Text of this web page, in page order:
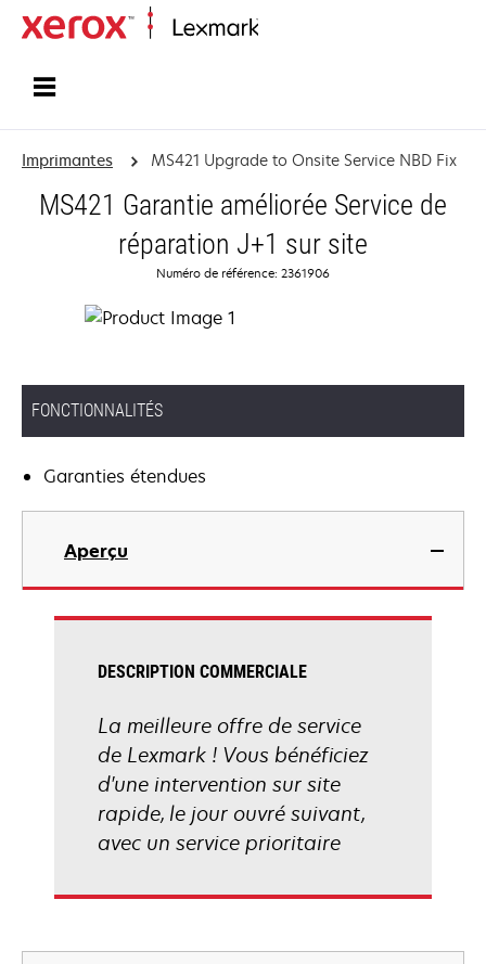
Imprimantes MS421 Upgrade to Onsite Service NBD Fix
MS421 Garantie améliorée Service de
réparation J+1 sur site
Numéro de référence: 2361906
FONCTIONNALITÉS
Garanties étendues
Aperçu
DESCRIPTION COMMERCIALE
La meilleure offre de service
de Lexmark ! Vous bénéficiez
d'une intervention sur site
rapide, le jour ouvré suivant,
avec un service prioritaire